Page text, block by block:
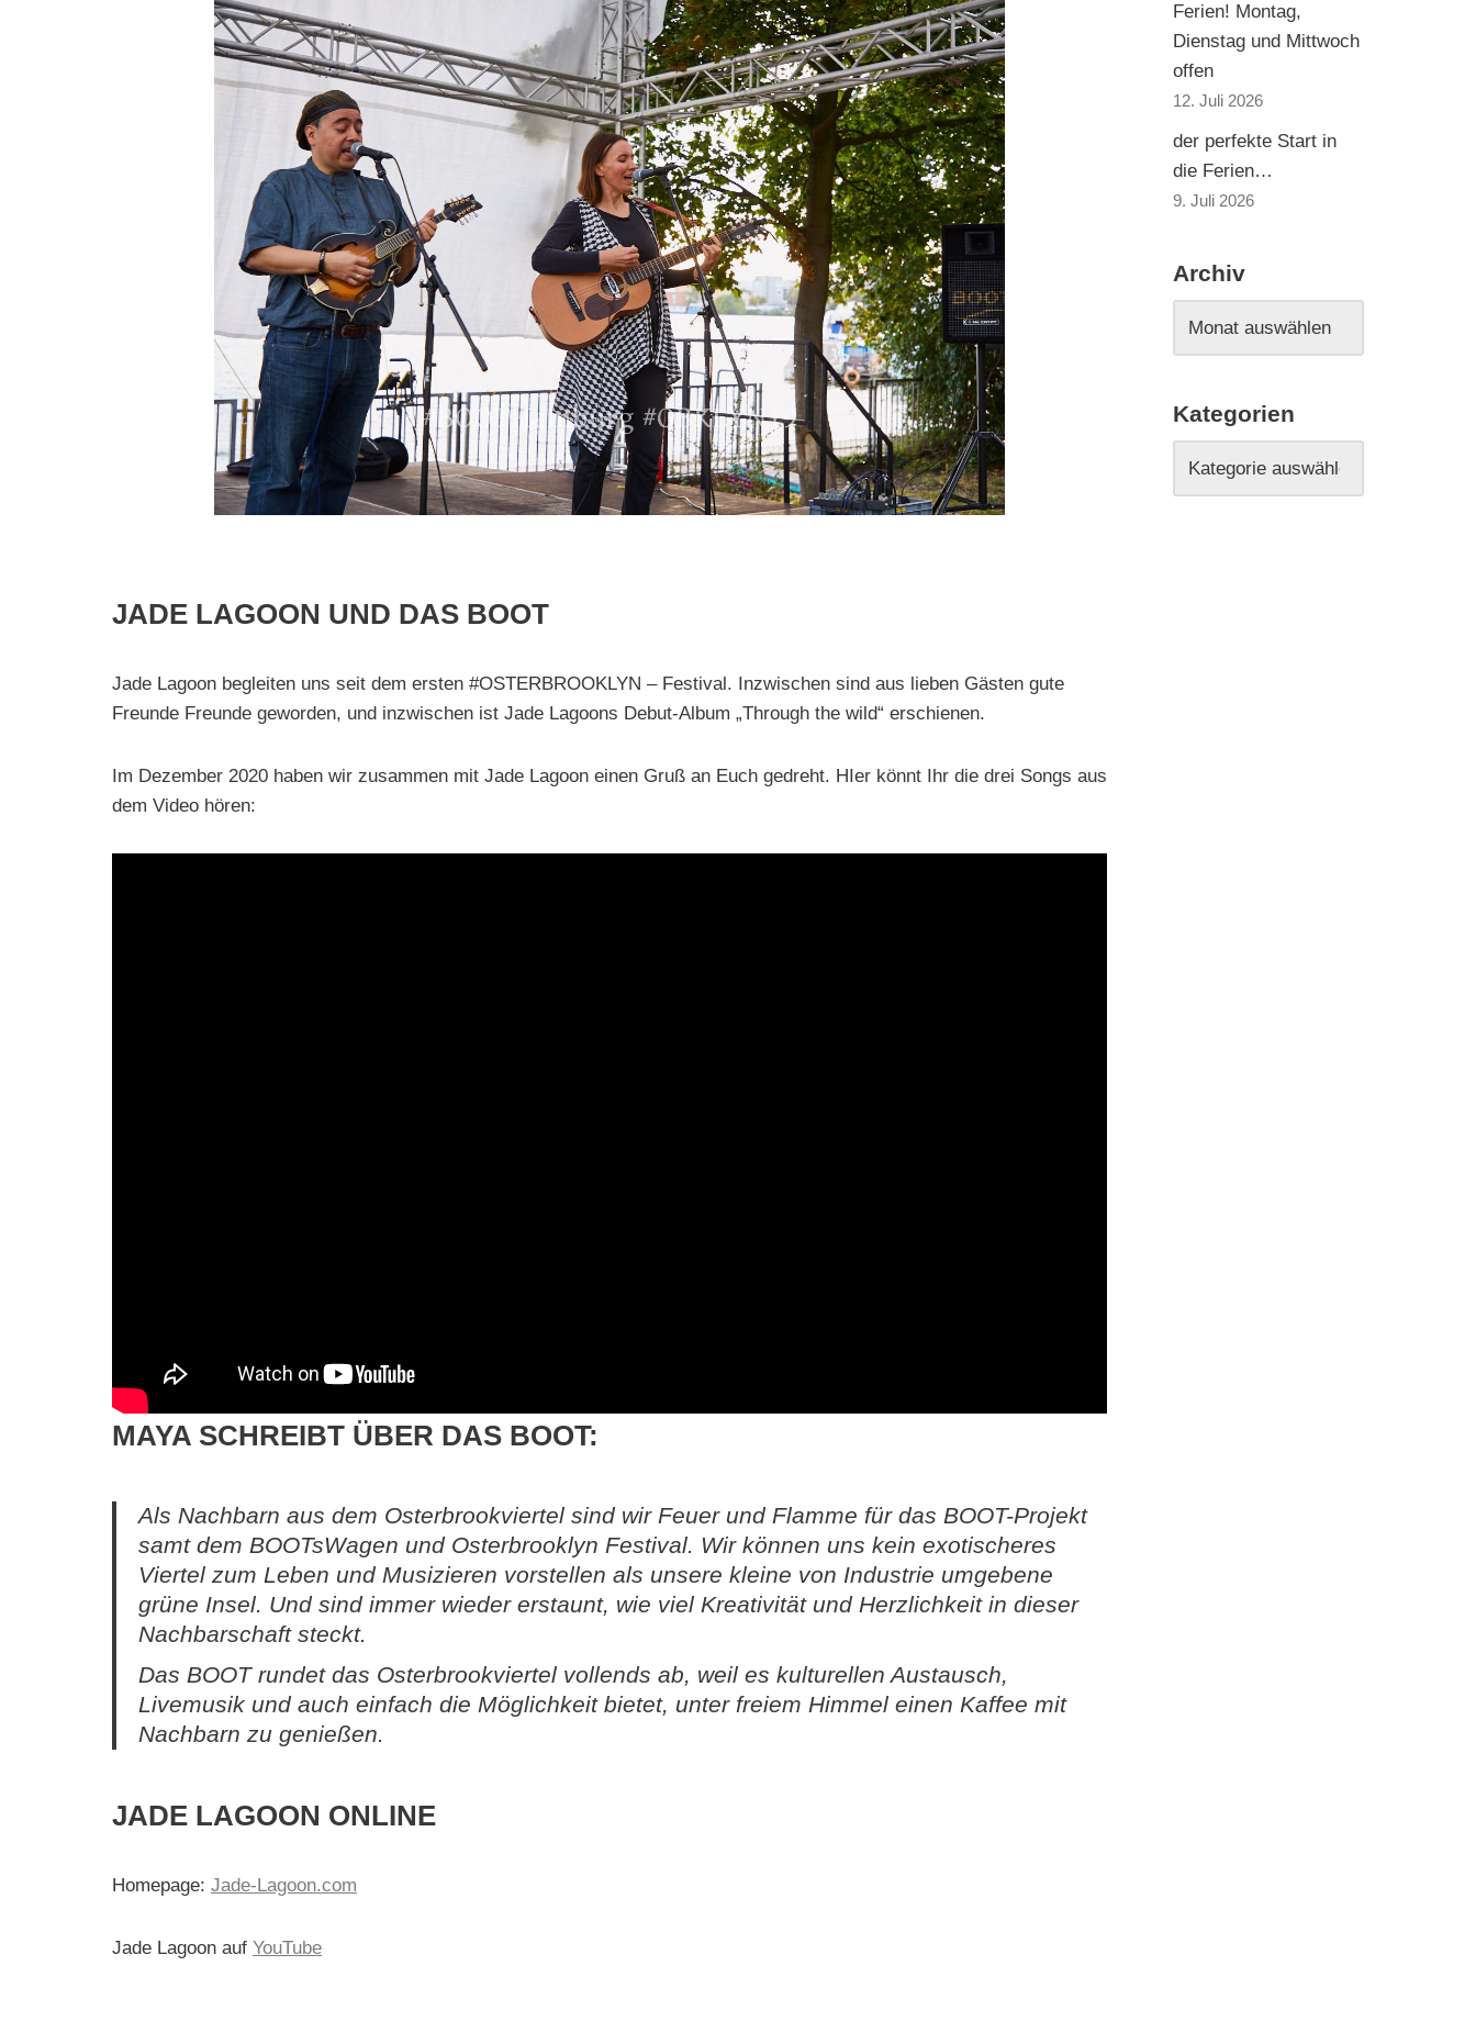
JADE LAGOON UND DAS BOOT
Jade Lagoon begleiten uns seit dem ersten #OSTERBROOKLYN – Festival. Inzwischen sind aus lieben Gästen gute
Freunde Freunde geworden, und inzwischen ist Jade Lagoons Debut-Album „Through the wild“ erschienen.
Im Dezember 2020 haben wir zusammen mit Jade Lagoon einen Gruß an Euch gedreht. HIer könnt Ihr die drei Songs aus
dem Video hören:
MAYA SCHREIBT ÜBER DAS BOOT:
Als Nachbarn aus dem Osterbrookviertel sind wir Feuer und Flamme für das BOOT-Projekt
samt dem BOOTsWagen und Osterbrooklyn Festival. Wir können uns kein exotischeres
Viertel zum Leben und Musizieren vorstellen als unsere kleine von Industrie umgebene
grüne Insel. Und sind immer wieder erstaunt, wie viel Kreativität und Herzlichkeit in dieser
Nachbarschaft steckt.
Das BOOT rundet das Osterbrookviertel vollends ab, weil es kulturellen Austausch,
Livemusik und auch einfach die Möglichkeit bietet, unter freiem Himmel einen Kaffee mit
Nachbarn zu genießen.
JADE LAGOON ONLINE
Homepage: Jade-Lagoon.com
Jade Lagoon auf YouTube
Ferien! Montag,
Dienstag und Mittwoch
offen
12. Juli 2026
der perfekte Start in
die Ferien…
9. Juli 2026
Archiv
Kategorien